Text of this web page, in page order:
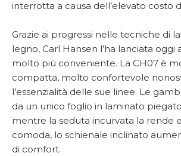
interrotta a causa dell’elevato costo
Grazie ai progressi nelle tecniche di
legno, Carl Hansen l’ha lanciata oggi
molto più conveniente. La CH07 è
compatta, molto confortevole
l’essenzialità delle sue linee. Le
da un unico foglio in laminato
mentre la seduta incurvata la rende
comoda, lo schienale inclinato
di comfort.